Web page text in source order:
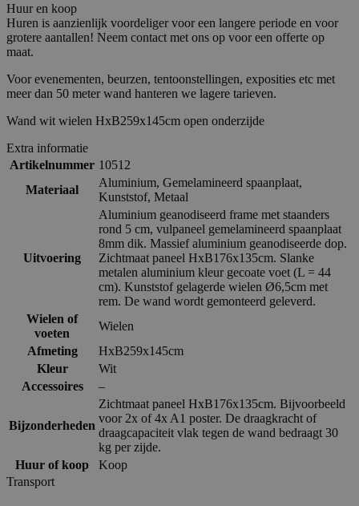
Huur en koop
Huren is aanzienlijk voordeliger voor een langere periode en voor
grotere aantallen! Neem contact met ons op voor een offerte op
maat.
Voor evenementen, beurzen, tentoonstellingen, exposities etc met
meer dan 50 meter wand hanteren we lagere tarieven.
Wand wit wielen HxB259x145cm open onderzijde
Extra informatie
Artikelnummer 10512
Materiaal
Aluminium, Gemelamineerd spaanplaat,
Kunststof, Metaal
Uitvoering
Aluminium geanodiseerd frame met staanders
rond 5 cm, vulpaneel gemelamineerd spaanplaat
8mm dik. Massief aluminium geanodiseerde dop.
Zichtmaat paneel HxB176x135cm. Slanke
metalen aluminium kleur gecoate voet (L = 44
cm). Kunststof gelagerde wielen Ø6,5cm met
rem. De wand wordt gemonteerd geleverd.
Wielen of
voeten
Wielen
Afmeting
HxB259x145cm
Kleur
Wit
Accessoires
–
Bijzonderheden
Zichtmaat paneel HxB176x135cm. Bijvoorbeeld
voor 2x of 4x A1 poster. De draagkracht of
draagcapaciteit vlak tegen de wand bedraagt 30
kg per zijde.
Huur of koop
Koop
Transport